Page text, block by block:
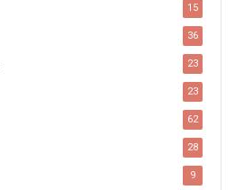
15
36
23
23
62
28
9